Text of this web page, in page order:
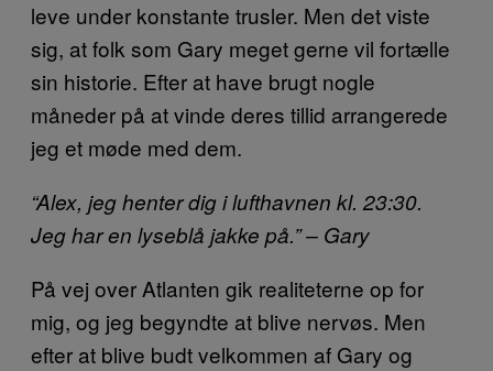
leve under konstante trusler. Men det viste
sig, at folk som Gary meget gerne vil fortælle
sin historie. Efter at have brugt nogle
måneder på at vinde deres tillid arrangerede
jeg et møde med dem.
“Alex, jeg henter dig i lufthavnen kl. 23:30.
Jeg har en lyseblå jakke på.” – Gary
På vej over Atlanten gik realiteterne op for
mig, og jeg begyndte at blive nervøs. Men
efter at blive budt velkommen af Gary og